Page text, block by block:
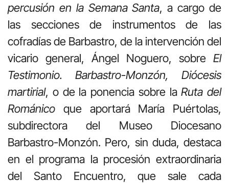
percusión en la Semana Santa, a cargo de
las secciones de instrumentos de las
cofradías de Barbastro, de la intervención del
vicario general, Ángel Noguero, sobre El
Testimonio. Barbastro-Monzón, Diócesis
martirial, o de la ponencia sobre laRuta del
Románico que aportará María Puértolas,
subdirectora del Museo Diocesano
Barbastro-Monzón. Pero, sin duda, destaca
en el programa la procesión extraordinaria
del Santo Encuentro, que sale cada